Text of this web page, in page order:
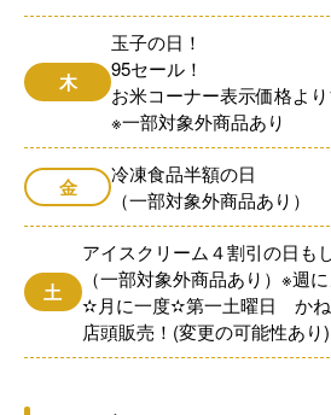
木
玉子の日！
95セール！
お米コーナー表示価格より
※一部対象外商品あり
金
冷凍食品半額の日
（一部対象外商品あり）
土
アイスクリーム４割引の日も
（一部対象外商品あり）※週
✫月に一度✫第一土曜日 かね
店頭販売！(変更の可能性あり)